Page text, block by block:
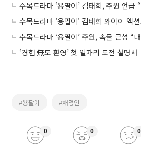
‘경험 無도 환영’ 첫 일자리 도전 설명서
#용팔이 #채정안
0 0 0